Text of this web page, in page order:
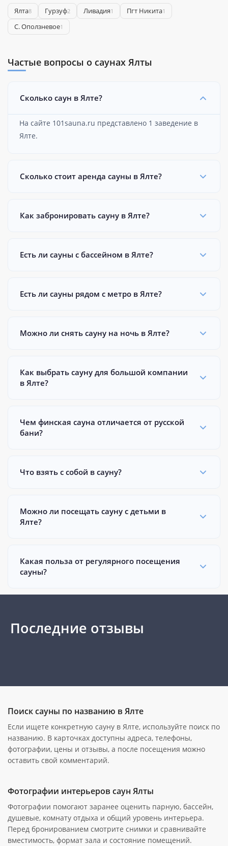
Ялта8 Гурзуф2 Ливадия1 Пгт Никита1
С. Оползневое1
Частые вопросы о саунах Ялты
Сколько саун в Ялте?
На сайте 101sauna.ru представлено 1 заведение в
Ялте.
Сколько стоит аренда сауны в Ялте?
Как забронировать сауну в Ялте?
Есть ли сауны с бассейном в Ялте?
Есть ли сауны рядом с метро в Ялте?
Можно ли снять сауну на ночь в Ялте?
Как выбрать сауну для большой компании
в Ялте?
Чем финская сауна отличается от русской
бани?
Что взять с собой в сауну?
Можно ли посещать сауну с детьми в
Ялте?
Какая польза от регулярного посещения
сауны?
Последние отзывы
Поиск сауны по названию в Ялте
Если ищете конкретную сауну в Ялте, используйте поиск по
названию. В карточках доступны адреса, телефоны,
фотографии, цены и отзывы, а после посещения можно
оставить свой комментарий.
Фотографии интерьеров саун Ялты
Фотографии помогают заранее оценить парную, бассейн,
душевые, комнату отдыха и общий уровень интерьера.
Перед бронированием смотрите снимки и сравнивайте
вместимость, формат зала и состояние помещений.